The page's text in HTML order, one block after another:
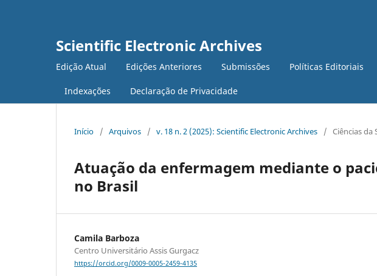
Scientific Electronic Archives
Edição Atual Edições Anteriores Submissões Políticas Editoriais
Indexações Declaração de Privacidade
Início / Arquivos / v. 18 n. 2 (2025): Scientific Electronic Archives / Ciências da
Atuação da enfermagem mediante o
no Brasil
Camila Barboza
Centro Universitário Assis Gurgacz
https://orcid.org/0009-0005-2459-4135